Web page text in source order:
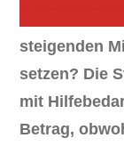
steigenden
setzen? Die
mit
Betrag,